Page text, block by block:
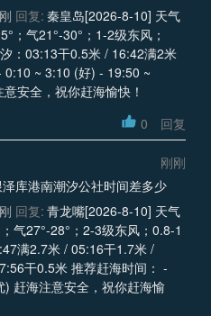
回复: 秦皇岛[2026-8-10] 天气
；气21°-30°；1-2级东风；
：03:13干0.5米 / 16:42满2米
0:10 ~ 3:10 (好) - 19:50 ~
安全，祝你赶海愉快！
0 回复
刚刚
库港南潮汐公社时间差多少
回复: 青龙嘴[2026-8-10] 天气
气27°-28°；2-3级东风；0.8-1
满2.7米 / 05:16干1.7米 /
干0.5米 推荐赶海时间： -
赶海注意安全，祝你赶海愉